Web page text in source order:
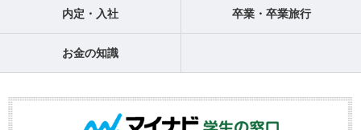
内定・入社 卒業・卒業旅行
お金の知識